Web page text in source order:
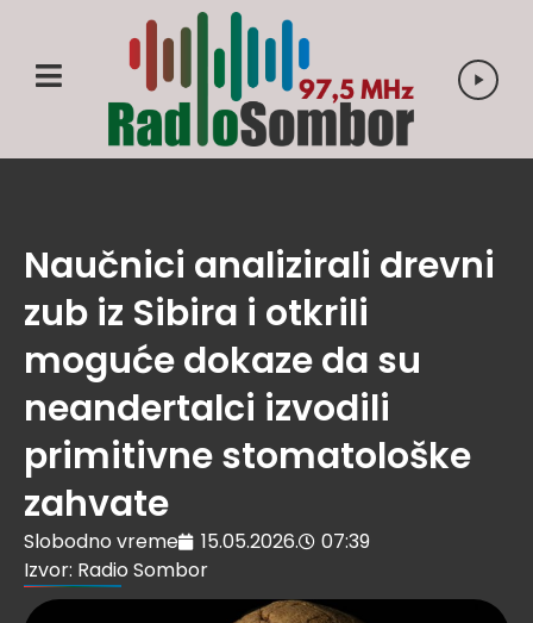
Naučnici analizirali drevni
zub iz Sibira i otkrili
moguće dokaze da su
neandertalci izvodili
primitivne stomatološke
zahvate
Slobodno vreme 15.05.2026.
07:39
Izvor: Radio Sombor